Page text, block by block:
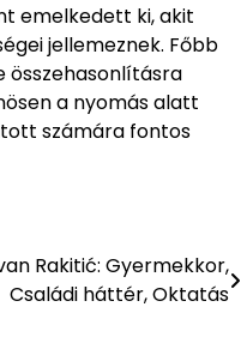
emelkedett ki, akit
jellemeznek. Főbb
a nyomás alatt
számára fontos
Rakitić: Gyermekkor,
Családi háttér, Oktatás